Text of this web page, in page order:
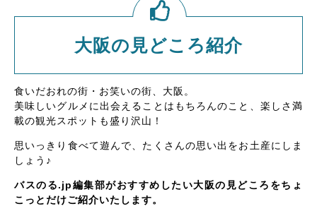
大阪の見どころ紹介
食いだおれの街・お笑いの街、大阪。
美味しいグルメに出会えることはもちろんのこと、楽しさ満
載の観光スポットも盛り沢山！
思いっきり食べて遊んで、たくさんの思い出をお土産にしま
しょう♪
バスのる.jp編集部がおすすめしたい大阪の見どころをちょ
こっとだけご紹介いたします。